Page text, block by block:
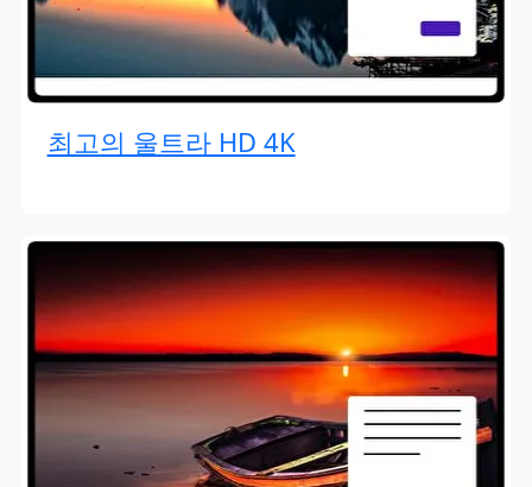
최고의 울트라 HD 4K